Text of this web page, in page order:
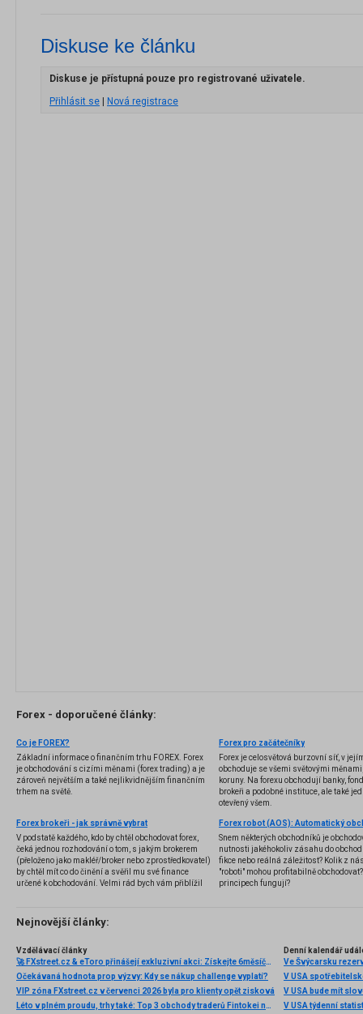
Diskuse ke článku
Diskuse je přístupná pouze pro registrované uživatele.
Přihlásit se | Nová registrace
Forex - doporučené články:
Co je FOREX?
Základní informace o finančním trhu FOREX. Forex
je obchodování s cizími měnami (forex trading) a je
zároveň největším a také nejlikvidnějším finančním
trhem na světě.
Forex pro začátečníky
Forex je celosvětová burzovní síť, v
obchoduje se všemi světovými
koruny. Na forexu obchodují banky,
brokeři a podobné instituce, ale také
otevřený všem.
Forex brokeři - jak správně vybrat
V podstatě každého, kdo by chtěl obchodovat forex,
čeká jednou rozhodování o tom, s jakým brokerem
(přeloženo jako makléř/broker nebo zprostředkovatel)
by chtěl mít co do činění a svěřil mu své finance
určené k obchodování. Velmi rád bych vám přiblížil
několik příkladů nejznámějších z nich.
Snem některých obchodníků je
nutnosti jakéhokoliv zásahu do
fikce nebo reálná záležitost? Kolik z
"roboti" mohou profitabilně
principech fungují?
Nejnovější články:
Vzdělávací články
🚀 FXstreet.cz & eToro přinášejí exkluzivní akci: Získejte 6měsíční členství ve VIP zóně ZDARMA
Očekávaná hodnota prop výzvy: Kdy se nákup challenge vyplatí?
VIP zóna FXstreet.cz v červenci 2026 byla pro klienty opět zisková
Léto v plném proudu, trhy také: Top 3 obchody traderů Fintokei na indexech a zlatě
Denní kalendář
Ve Švýcarsku
V USA
V USA bude mít
V USA týdenní